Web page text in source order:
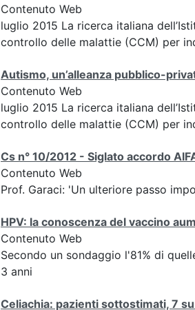
Contenuto Web
luglio 2015 La ricerca italiana
controllo delle malattie (CCM) per
Autismo, un’alleanza pubblico-
Contenuto Web
luglio 2015 La ricerca italiana
controllo delle malattie (CCM) per
Cs n° 10/2012 - Siglato accordo
Contenuto Web
Prof. Garaci: 'Un ulteriore passo
HPV: la conoscenza del vaccino
Contenuto Web
Secondo un sondaggio l'81% di
3 anni
Celiachia: pazienti sottostimati, 7